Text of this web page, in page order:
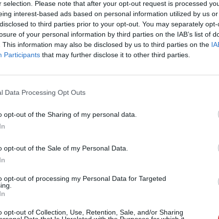
selection. Please note that after your opt-out request is processed
interest-based ads based on personal information utilized by us
to third parties prior to your opt-out. You may separately
of your personal information by third parties on the IAB’s list of
This information may also be disclosed by us to third parties on the
Participants that may further disclose it to other third parties.
Data Processing Opt Outs
opt-out of the Sharing of my personal data.
opt-out of the Sale of my Personal Data.
opt-out of processing my Personal Data for Targeted
opt-out of Collection, Use, Retention, Sale, and/or Sharing
Eladó:
Cím: Müller
Nagyházi
1055
Telefon: +361
Bemutatkozás: Magas színvonalú festmények
ékszerek, néprajzi tárgyak értékesítése és